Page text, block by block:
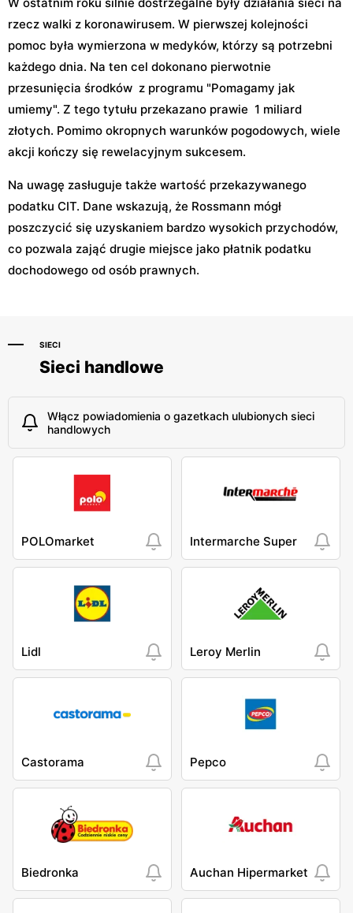
rzecz walki z koronawirusem. W pierwszej kolejności
pomoc była wymierzona w medyków, którzy są potrzebni
każdego dnia. Na ten cel dokonano pierwotnie
przesunięcia środków z programu "Pomagamy jak
umiemy". Z tego tytułu przekazano prawie 1 miliard
złotych. Pomimo okropnych warunków pogodowych, wiele
akcji kończy się rewelacyjnym sukcesem.
Na uwagę zasługuje także wartość przekazywanego
podatku CIT. Dane wskazują, że Rossmann mógł
poszczycić się uzyskaniem bardzo wysokich przychodów,
co pozwala zająć drugie miejsce jako płatnik podatku
dochodowego od osób prawnych.
SIECI
Sieci handlowe
Włącz powiadomienia o gazetkach ulubionych sieci
handlowych
POLOmarket Intermarche Super
Lidl Leroy Merlin
Castorama Pepco
Biedronka Auchan Hipermarket